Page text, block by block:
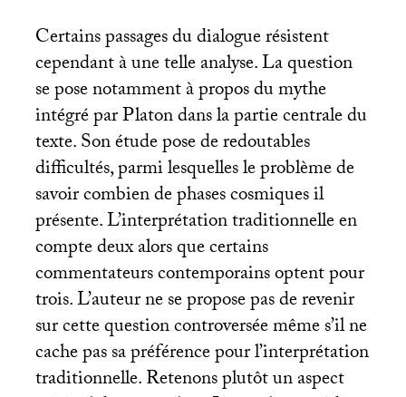
Certains passages du dialogue résistent
cependant à une telle analyse. La question
se pose notamment à propos du mythe
intégré par Platon dans la partie centrale du
texte. Son étude pose de redoutables
difficultés, parmi lesquelles le problème de
savoir combien de phases cosmiques il
présente. L’interprétation traditionnelle en
compte deux alors que certains
commentateurs contemporains optent pour
trois. L’auteur ne se propose pas de revenir
sur cette question controversée même s’il ne
cache pas sa préférence pour l’interprétation
traditionnelle. Retenons plutôt un aspect